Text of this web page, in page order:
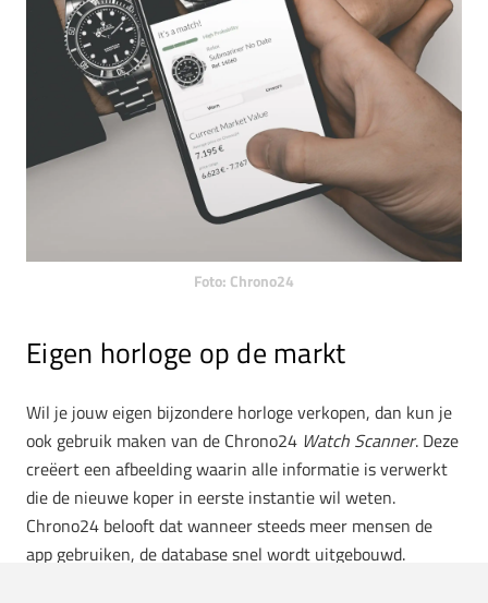
Foto: Chrono24
Eigen horloge op de markt
Wil je jouw eigen bijzondere horloge verkopen, dan kun je
ook gebruik maken van de Chrono24 Watch Scanner. Deze
creëert een afbeelding waarin alle informatie is verwerkt
die de nieuwe koper in eerste instantie wil weten.
Chrono24 belooft dat wanneer steeds meer mensen de
app gebruiken, de database snel wordt uitgebouwd.